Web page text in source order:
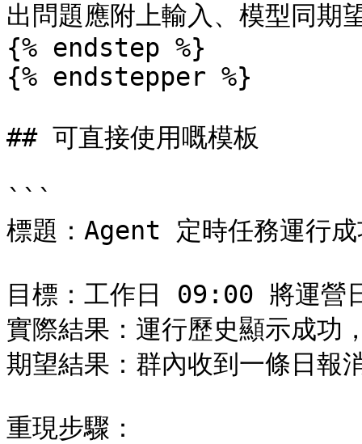
出問題應附上輸入、模型同期
{% endstep %}
{% endstepper %}
## 可直接使用嘅模板
```
標題：Agent 定時任務運行成
目標：工作日 09:00 將運營
實際結果：運行歷史顯示成功
期望結果：群內收到一條日報
重現步驟：